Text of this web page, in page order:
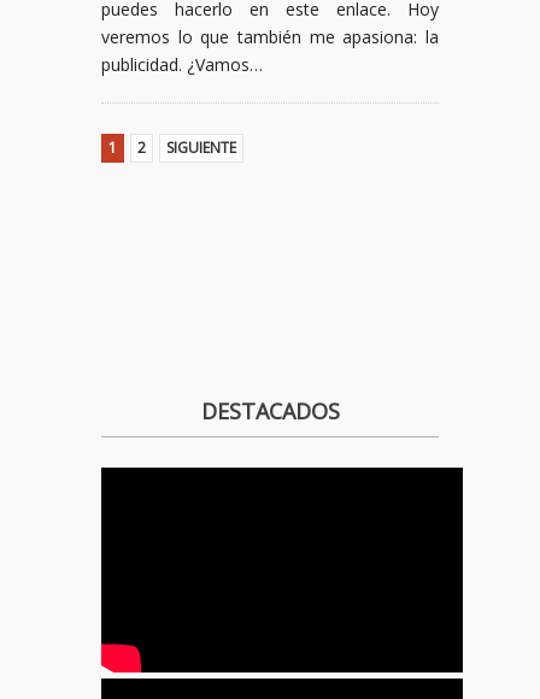
puedes hacerlo en este enlace. Hoy
veremos lo que también me apasiona: la
publicidad. ¿Vamos…
1 2 SIGUIENTE
DESTACADOS